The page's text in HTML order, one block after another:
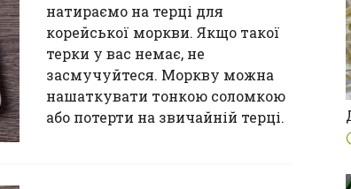
натираємо на терці для
корейської моркви. Якщо такої
терки у вас немає, не
засмучуйтеся. Моркву можна
нашаткувати тонкою соломкою
або потерти на звичайній терці.